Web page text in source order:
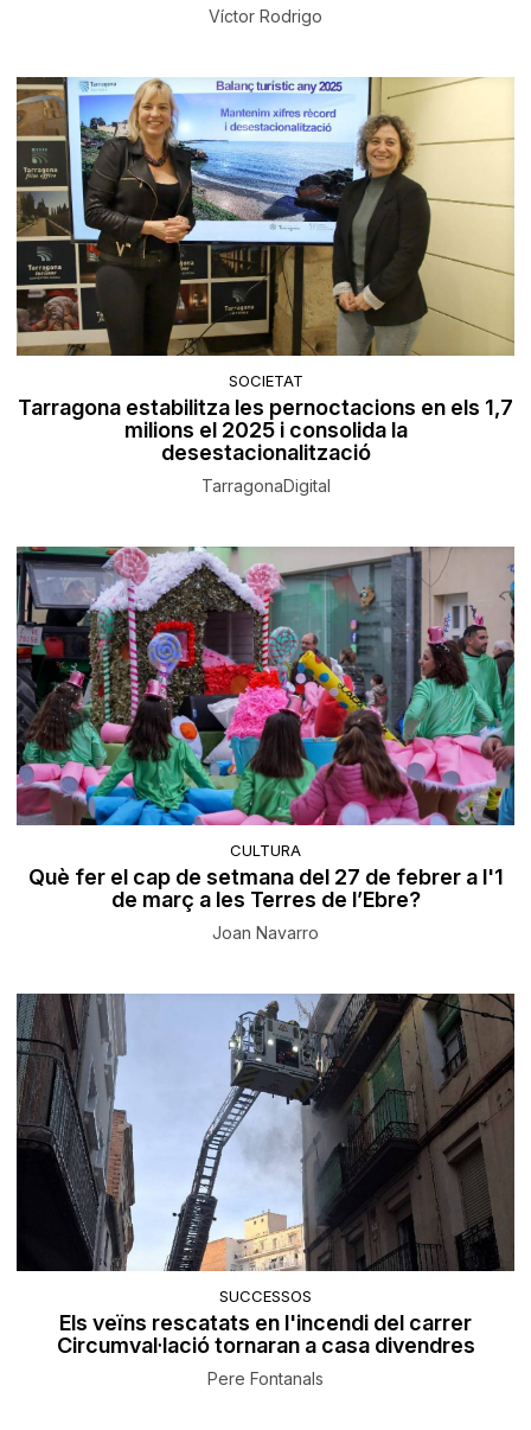
Víctor Rodrigo
SOCIETAT
Tarragona estabilitza les pernoctacions en els 1,7
milions el 2025 i consolida la
desestacionalització
TarragonaDigital
CULTURA
Què fer el cap de setmana del 27 de febrer a l'1
de març a les Terres de l’Ebre?
Joan Navarro
SUCCESSOS
Els veïns rescatats en l'incendi del carrer
Circumval·lació tornaran a casa divendres
Pere Fontanals